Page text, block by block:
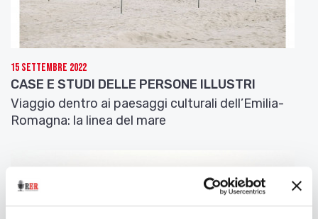
L’as cavé la pirocca e la dintira
E cul d’caveccia e i gumisell dal tett
Ch’la pareva un cadaver ch’e’ rispira.
Za! L’è d’la squacciarela e d’che traplett
Ch’e’ va in piligrinagg cun la bandira,
Mo una sera, in camisa, la m’ha dett
«Vieni al mio seno e abbraccia la tua Alvira».
E par scavemla cun abilité
Ai dess «L’è proibito par natura,
Parchè da ragazzolo i m’ha castré».
15 Settembre 2022
CASE E STUDI DELLE PERSONE ILLUSTRI
Viaggio dentro ai paesaggi culturali dell’Emilia-
Romagna: la linea del mare